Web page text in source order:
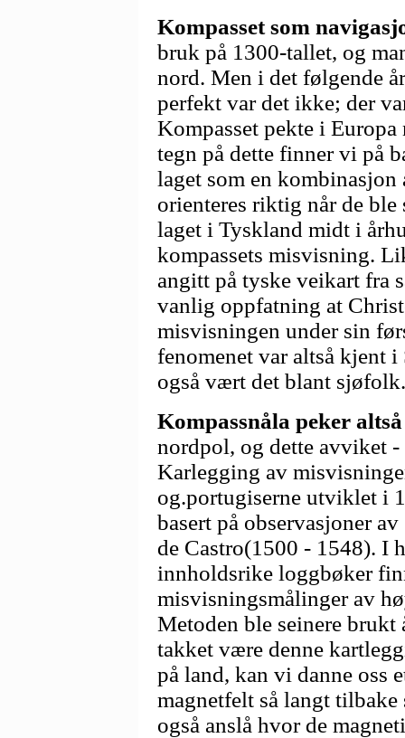
Kompasset som
bruk på 1300-tallet, og
nord. Men i det følgende
perfekt var det ikke; der
Kompasset pekte i
tegn på dette finner vi på
laget som en
orienteres riktig når de
laget i Tyskland midt i
kompassets misvisning.
angitt på tyske veikart fra
vanlig oppfatning at
misvisningen under sin
fenomenet var altså kjent
også vært det blant sjøfolk.
Kompassnåla peker
nordpol, og dette avviket -
Karlegging av
og.portugiserne utviklet i
basert på observasjoner
de Castro(1500 - 1548). I
innholdsrike loggbøker
misvisningsmålinger av
Metoden ble seinere brukt
takket være denne
på land, kan vi danne oss
magnetfelt så langt
også anslå hvor de